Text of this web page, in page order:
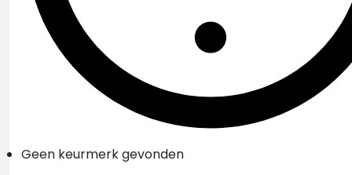
Geen keurmerk gevonden